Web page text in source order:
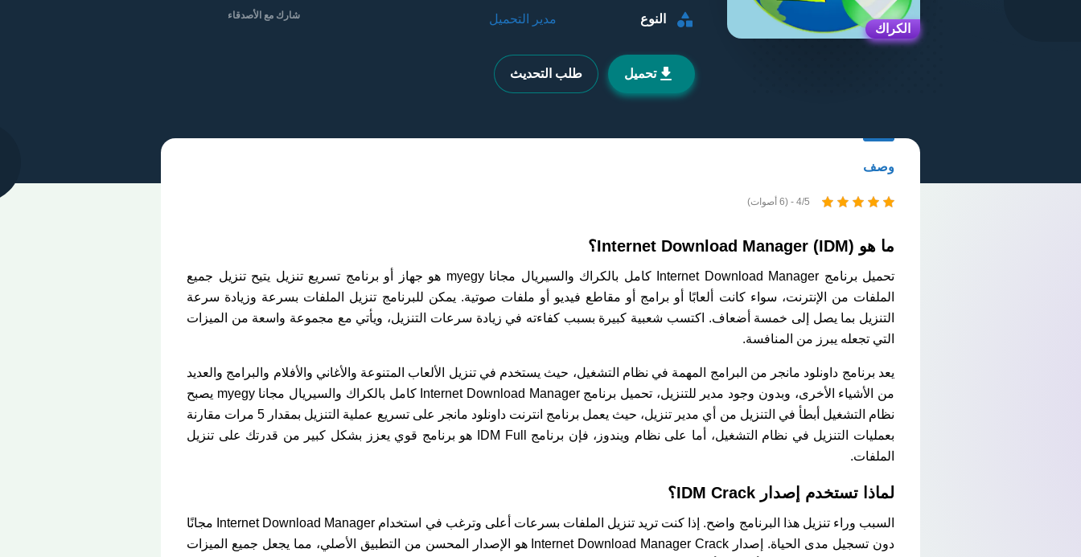
الكراك
النوع مدير التحميل
تحميل طلب التحديث
وصف
4/5 - (6 أصوات)
ما هو Internet Download Manager (IDM)؟
تحميل برنامج Internet Download Manager كامل بالكراك والسيريال مجانا myegy هو جهاز أو برنامج تسريع تنزيل يتيح تنزيل جميع
الملفات من الإنترنت، سواء كانت ألعابًا أو برامج أو مقاطع فيديو أو ملفات صوتية. يمكن للبرنامج تنزيل الملفات بسرعة وزيادة سرعة
التنزيل بما يصل إلى خمسة أضعاف. اكتسب شعبية كبيرة بسبب كفاءته في زيادة سرعات التنزيل، ويأتي مع مجموعة واسعة من الميزات
التي تجعله يبرز من المنافسة.
يعد برنامج داونلود مانجر من البرامج المهمة في نظام التشغيل، حيث يستخدم في تنزيل الألعاب المتنوعة والأغاني والأفلام والبرامج والعديد
من الأشياء الأخرى، وبدون وجود مدير للتنزيل، تحميل برنامج Internet Download Manager كامل بالكراك والسيريال مجانا myegy يصبح
نظام التشغيل أبطأ في التنزيل من أي مدير تنزيل، حيث يعمل برنامج انترنت داونلود مانجر على تسريع عملية التنزيل بمقدار 5 مرات مقارنة
بعمليات التنزيل في نظام التشغيل، أما على نظام ويندوز، فإن برنامج IDM Full هو برنامج قوي يعزز بشكل كبير من قدرتك على تنزيل
الملفات.
لماذا تستخدم إصدار IDM Crack؟
السبب وراء تنزيل هذا البرنامج واضح. إذا كنت تريد تنزيل الملفات بسرعات أعلى وترغب في استخدام Internet Download Manager مجانًا
دون تسجيل مدى الحياة. إصدار Internet Download Manager Crack هو الإصدار المحسن من التطبيق الأصلي، مما يجعل جميع الميزات